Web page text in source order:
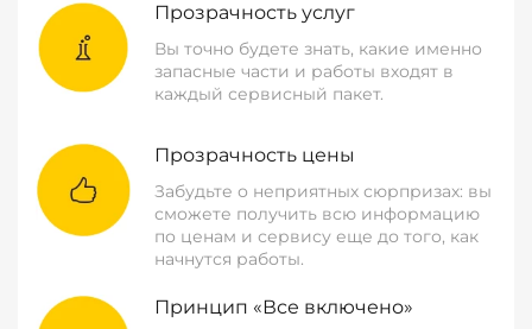
Прозрачность услуг
Вы точно будете знать, какие именно
запасные части и работы входят в
каждый сервисный пакет.
Прозрачность цены
Забудьте о неприятных сюрпризах: вы
сможете получить всю информацию
по ценам и сервису еще до того, как
начнутся работы.
Принцип «Все включено»